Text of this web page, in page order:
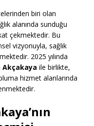
biri olan
alanında sunduğu
çekmektedir. Bu
vizyonuyla, sağlık
2025 yılında
Akçakaya ile birlikte,
hizmet alanlarında